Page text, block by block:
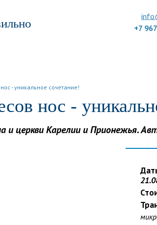
+7
- уникальное сочетание!
нос -
и церкви Карелии и Прионежья.